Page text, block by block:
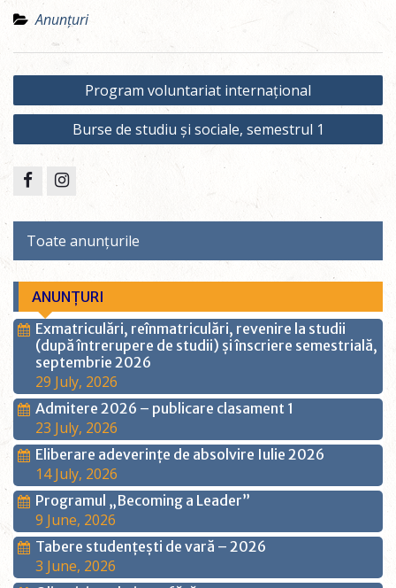
Anunțuri
Post
navigation
Program voluntariat internațional
Burse de studiu și sociale, semestrul 1
Toate anunțurile
ANUNȚURI
Exmatriculări, reînmatriculări, revenire la studii
(după întrerupere de studii) și înscriere semestrială,
septembrie 2026
29 July, 2026
Admitere 2026 – publicare clasament 1
23 July, 2026
Eliberare adeverințe de absolvire Iulie 2026
14 July, 2026
Programul „Becoming a Leader”
9 June, 2026
Tabere studențești de vară – 2026
3 June, 2026